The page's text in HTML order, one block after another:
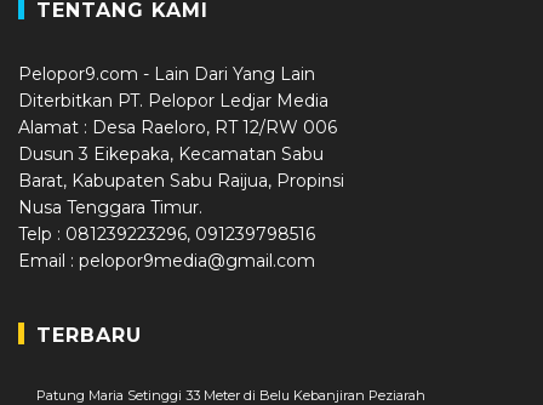
TENTANG KAMI
Pelopor9.com - Lain Dari Yang Lain
Diterbitkan PT. Pelopor Ledjar Media
Alamat : Desa Raeloro, RT 12/RW 006
Dusun 3 Eikepaka, Kecamatan Sabu
Barat, Kabupaten Sabu Raijua, Propinsi
Nusa Tenggara Timur.
Telp : 081239223296, 091239798516
Email : pelopor9media@gmail.com
TERBARU
Patung Maria Setinggi 33 Meter di Belu Kebanjiran Peziarah